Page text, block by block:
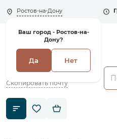
Ростов-на-Дону
Ваш город - Ростов-на-
Дону?
Да Нет
Скопировать почту